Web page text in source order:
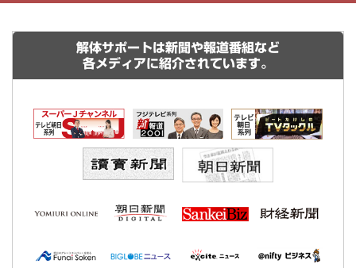
解体サポートは新聞や報道番組など
各メディアに紹介されています。